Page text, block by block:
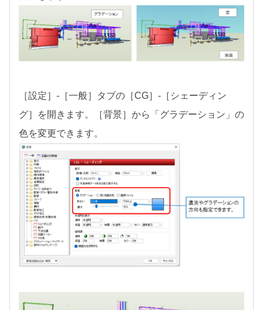
［設定］-［一般］タブの［CG］-［シェーディン
グ］を開きます。［背景］から「グラデーション」の
色を変更できます。